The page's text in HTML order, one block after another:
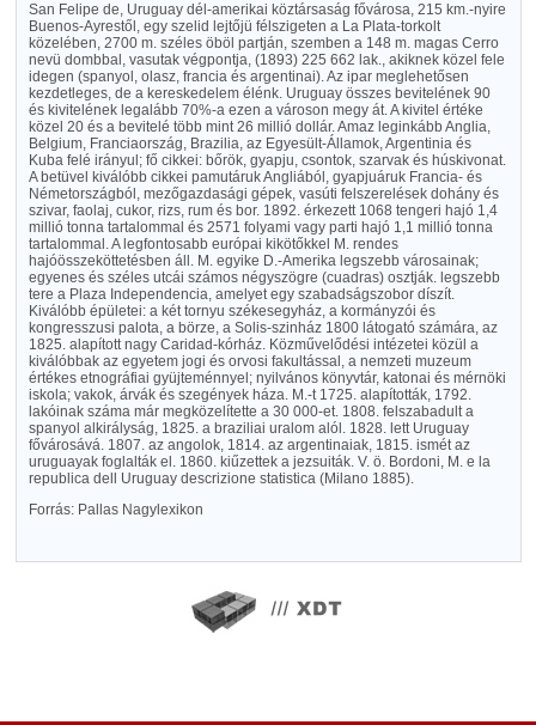
San Felipe de, Uruguay dél-amerikai köztársaság fővárosa, 215 km.-nyire
Buenos-Ayrestől, egy szelid lejtőjü félszigeten a La Plata-torkolt
közelében, 2700 m. széles öböl partján, szemben a 148 m. magas Cerro
nevü dombbal, vasutak végpontja, (1893) 225 662 lak., akiknek közel fele
idegen (spanyol, olasz, francia és argentinai). Az ipar meglehetősen
kezdetleges, de a kereskedelem élénk. Uruguay összes bevitelének 90
és kivitelének legalább 70%-a ezen a városon megy át. A kivitel értéke
közel 20 és a bevitelé több mint 26 millió dollár. Amaz leginkább Anglia,
Belgium, Franciaország, Brazilia, az Egyesült-Államok, Argentinia és
Kuba felé irányul; fő cikkei: bőrök, gyapju, csontok, szarvak és húskivonat.
A betüvel kiválóbb cikkei pamutáruk Angliából, gyapjuáruk Francia- és
Németországból, mezőgazdasági gépek, vasúti felszerelések dohány és
szivar, faolaj, cukor, rizs, rum és bor. 1892. érkezett 1068 tengeri hajó 1,4
millió tonna tartalommal és 2571 folyami vagy parti hajó 1,1 millió tonna
tartalommal. A legfontosabb európai kikötőkkel M. rendes
hajóösszeköttetésben áll. M. egyike D.-Amerika legszebb városainak;
egyenes és széles utcái számos négyszögre (cuadras) osztják. legszebb
tere a Plaza Independencia, amelyet egy szabadságszobor díszít.
Kiválóbb épületei: a két tornyu székesegyház, a kormányzói és
kongresszusi palota, a börze, a Solis-szinház 1800 látogató számára, az
1825. alapított nagy Caridad-kórház. Közművelődési intézetei közül a
kiválóbbak az egyetem jogi és orvosi fakultással, a nemzeti muzeum
értékes etnográfiai gyüjteménnyel; nyilvános könyvtár, katonai és mérnöki
iskola; vakok, árvák és szegények háza. M.-t 1725. alapították, 1792.
lakóinak száma már megközelítette a 30 000-et. 1808. felszabadult a
spanyol alkirályság, 1825. a braziliai uralom alól. 1828. lett Uruguay
fővárosává. 1807. az angolok, 1814. az argentinaiak, 1815. ismét az
uruguayak foglalták el. 1860. kiűzettek a jezsuiták. V. ö. Bordoni, M. e la
republica dell Uruguay descrizione statistica (Milano 1885).
Forrás: Pallas Nagylexikon